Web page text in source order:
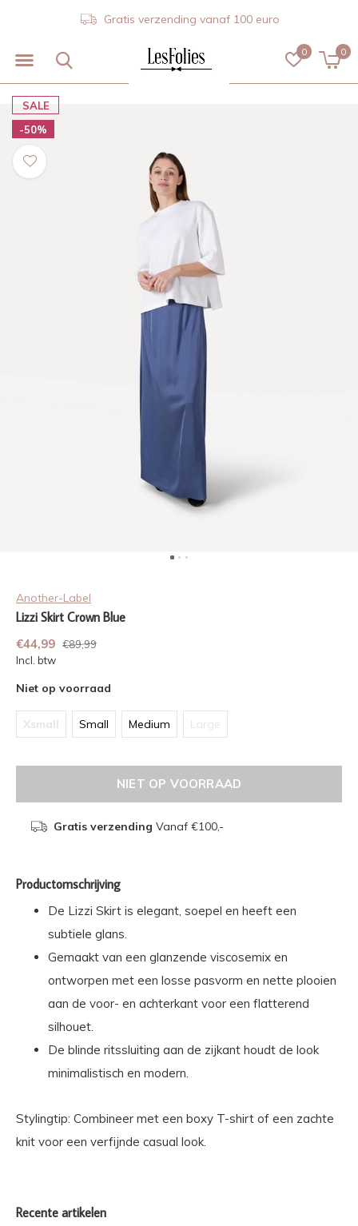
0 0
Gratis verzending vanaf 100 euro
SALE
-50%
Another-Label
Lizzi Skirt Crown Blue
€44,99 €89,99
Incl. btw
Niet op voorraad
Xsmall Small Medium Large
NIET OP VOORRAAD
Gratis verzending Vanaf €100,-
Productomschrijving
De Lizzi Skirt is elegant, soepel en heeft een
subtiele glans.
Gemaakt van een glanzende viscosemix en
ontworpen met een losse pasvorm en nette plooien
aan de voor- en achterkant voor een flatterend
silhouet.
De blinde ritssluiting aan de zijkant houdt de look
minimalistisch en modern.
Stylingtip: Combineer met een boxy T-shirt of een zachte
knit voor een verfijnde casual look.
Recente artikelen